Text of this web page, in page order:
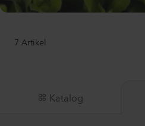
7 Artikel
Katalog